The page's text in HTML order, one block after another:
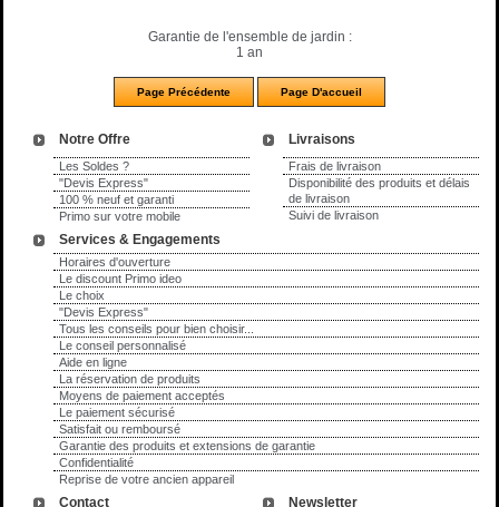
Notre Offre
Les Soldes ?
"Devis Express"
100 % neuf et garanti
Primo sur votre mobile
Livraisons
Frais de livraison
Disponibilité des produits et délais
de livraison
Suivi de livraison
Services & Engagements
Horaires d'ouverture
Le discount Primo ideo
Le choix
"Devis Express"
Tous les conseils pour bien choisir...
Le conseil personnalisé
Aide en ligne
La réservation de produits
Moyens de paiement acceptés
Le paiement sécurisé
Satisfait ou remboursé
Garantie des produits et extensions de garantie
Confidentialité
Reprise de votre ancien appareil
Contact Newsletter
Garantie de l'ensemble de jardin :
1 an